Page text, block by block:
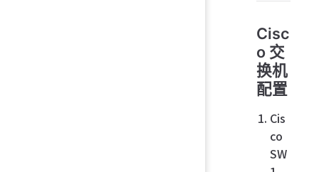
Cisc
o 交
换机
配置
Cis
co
SW